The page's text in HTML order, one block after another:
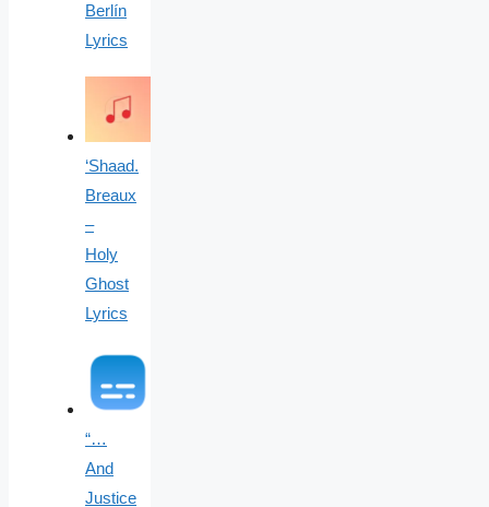
Berlín
Lyrics
‘Shaad.
Breaux
–
Holy
Ghost
Lyrics
“…
And
Justice